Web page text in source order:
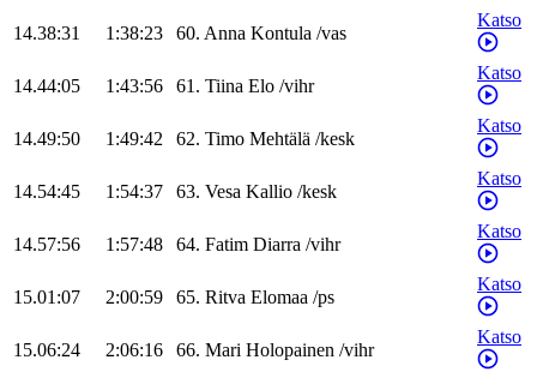
14.38:31 1:38:23 60. Anna Kontula /vas
Katso
14.44:05 1:43:56 61. Tiina Elo /vihr
Katso
14.49:50 1:49:42 62. Timo Mehtälä /kesk
Katso
14.54:45 1:54:37 63. Vesa Kallio /kesk
Katso
14.57:56 1:57:48 64. Fatim Diarra /vihr
Katso
15.01:07 2:00:59 65. Ritva Elomaa /ps
Katso
15.06:24 2:06:16 66. Mari Holopainen /vihr
Katso